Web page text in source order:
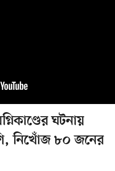
ঘটনায়
নিখোঁজ ৮০ জনের